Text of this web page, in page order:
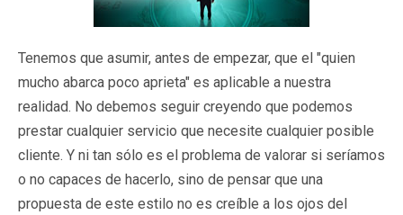
Tenemos que asumir, antes de empezar, que el "quien
mucho abarca poco aprieta" es aplicable a nuestra
realidad. No debemos seguir creyendo que podemos
prestar cualquier servicio que necesite cualquier posible
cliente. Y ni tan sólo es el problema de valorar si seríamos
o no capaces de hacerlo, sino de pensar que una
propuesta de este estilo no es creíble a los ojos del